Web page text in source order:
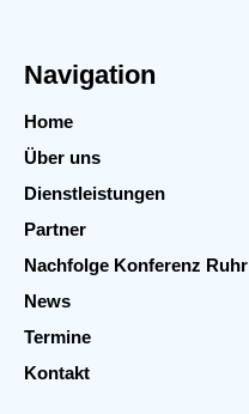
Navigation
Home
Über uns
Dienstleistungen
Partner
Nachfolge Konferenz Ruhr
News
Termine
Kontakt